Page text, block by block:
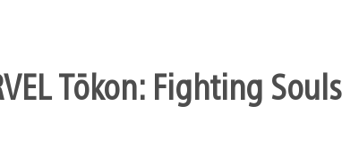
Tōkon: Fighting Souls